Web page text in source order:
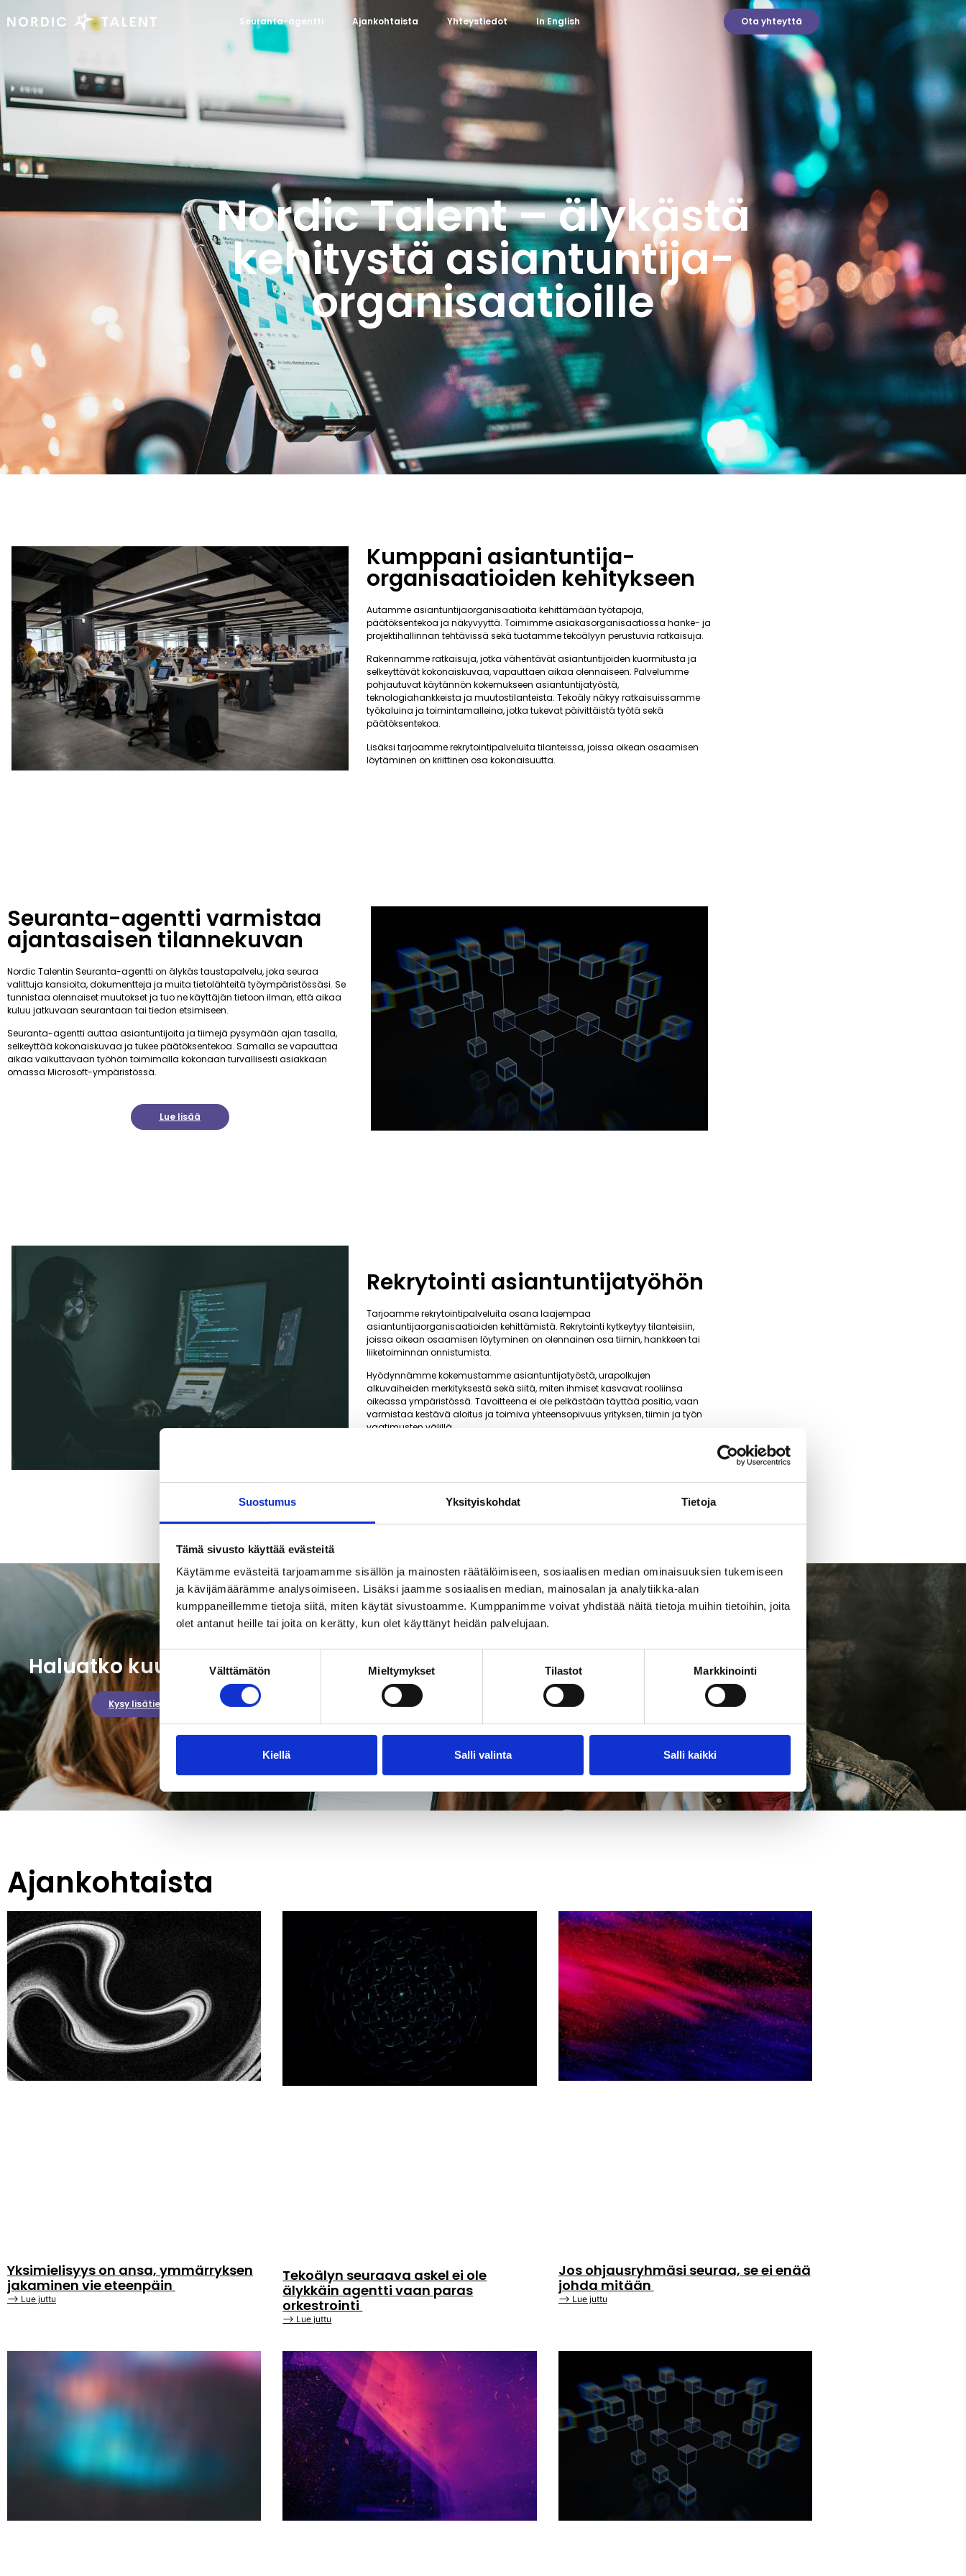
Suostumus Yksityiskohdat Tietoja
Tämä sivusto käyttää evästeitä
Käytämme evästeitä tarjoamamme sisällön ja mainosten räätälöimiseen, sosiaalisen median ominaisuuksien tukemiseen
ja kävijämäärämme analysoimiseen. Lisäksi jaamme sosiaalisen median, mainosalan ja analytiikka-alan
kumppaneillemme tietoja siitä, miten käytät sivustoamme. Kumppanimme voivat yhdistää näitä tietoja muihin tietoihin, joita
olet antanut heille tai joita on kerätty, kun olet käyttänyt heidän palvelujaan.
valinta
Välttämätön Mieltymykset Tilastot Markkinointi
Kiellä Salli valinta Salli kaikki
Seuranta-agentti Ajankohtaista Yhteystiedot In English Ota yhteyttä
Nordic Talent – älykästä
kehitystä asiantuntija-
organisaatioille
Kumppani asiantuntija-
organisaatioiden kehitykseen
Autamme asiantuntijaorganisaatioita kehittämään työtapoja,
päätöksentekoa ja näkyvyyttä. Toimimme asiakasorganisaatiossa hanke- ja
projektihallinnan tehtävissä sekä tuotamme tekoälyyn perustuvia ratkaisuja.
Rakennamme ratkaisuja, jotka vähentävät asiantuntijoiden kuormitusta ja
selkeyttävät kokonaiskuvaa, vapauttaen aikaa olennaiseen. Palvelumme
pohjautuvat käytännön kokemukseen asiantuntijatyöstä,
teknologiahankkeista ja muutostilanteista. Tekoäly näkyy ratkaisuissamme
työkaluina ja toimintamalleina, jotka tukevat päivittäistä työtä sekä
päätöksentekoa.
Lisäksi tarjoamme rekrytointipalveluita tilanteissa, joissa oikean osaamisen
löytäminen on kriittinen osa kokonaisuutta.
Seuranta-agentti varmistaa
ajantasaisen tilannekuvan
Nordic Talentin Seuranta-agentti on älykäs taustapalvelu, joka seuraa
valittuja kansioita, dokumentteja ja muita tietolähteitä työympäristössäsi. Se
tunnistaa olennaiset muutokset ja tuo ne käyttäjän tietoon ilman, että aikaa
kuluu jatkuvaan seurantaan tai tiedon etsimiseen.
Seuranta-agentti auttaa asiantuntijoita ja tiimejä pysymään ajan tasalla,
selkeyttää kokonaiskuvaa ja tukee päätöksentekoa. Samalla se vapauttaa
aikaa vaikuttavaan työhön toimimalla kokonaan turvallisesti asiakkaan
omassa Microsoft-ympäristössä.
Lue lisää
Rekrytointi asiantuntijatyöhön
Tarjoamme rekrytointipalveluita osana laajempaa
asiantuntijaorganisaatioiden kehittämistä. Rekrytointi kytkeytyy tilanteisiin,
joissa oikean osaamisen löytyminen on olennainen osa tiimin, hankkeen tai
liiketoiminnan onnistumista.
Hyödynnämme kokemustamme asiantuntijatyöstä, urapolkujen
alkuvaiheiden merkityksestä sekä siitä, miten ihmiset kasvavat rooliinsa
oikeassa ympäristössä. Tavoitteena ei ole pelkästään täyttää positio, vaan
varmistaa kestävä aloitus ja toimiva yhteensopivuus yrityksen, tiimin ja työn
vaatimusten välillä.
Haluatko kuulla lisää?
Kysy lisätietoja
Ajankohtaista
Yksimielisyys on ansa, ymmärryksen
jakaminen vie eteenpäin
⟶ Lue juttu
Tekoälyn seuraava askel ei ole
älykkäin agentti vaan paras
orkestrointi
⟶ Lue juttu
Jos ohjausryhmäsi seuraa, se ei enää
johda mitään
⟶ Lue juttu